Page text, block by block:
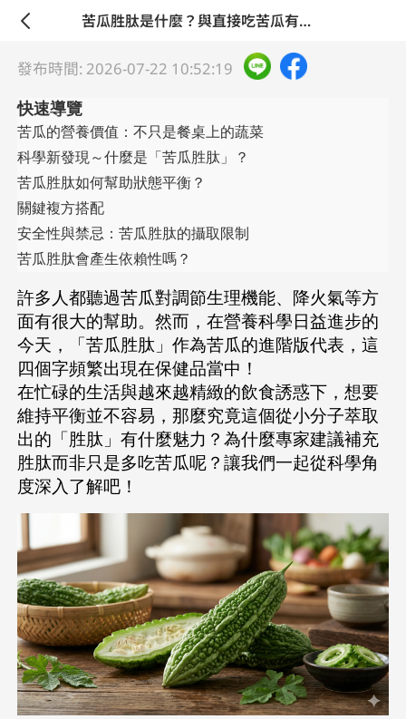
苦瓜胜肽是什麼？與直接吃苦瓜有什麼不同？專家解析科學關鍵！
發布時間: 2026-07-22 10:52:19
快速導覽
苦瓜的營養價值：不只是餐桌上的蔬菜
科學新發現～什麼是「苦瓜胜肽」？
苦瓜胜肽如何幫助狀態平衡？
關鍵複方搭配
安全性與禁忌：苦瓜胜肽的攝取限制
苦瓜胜肽會產生依賴性嗎？
許多人都聽過苦瓜對調節生理機能、降火氣等方
面有很大的幫助。然而，在營養科學日益進步的
今天，「苦瓜胜肽」作為苦瓜的進階版代表，這
四個字頻繁出現在保健品當中！
在忙碌的生活與越來越精緻的飲食誘惑下，想要
維持平衡並不容易，那麼究竟這個從小分子萃取
出的「胜肽」有什麼魅力？為什麼專家建議補充
胜肽而非只是多吃苦瓜呢？讓我們一起從科學角
度深入了解吧！